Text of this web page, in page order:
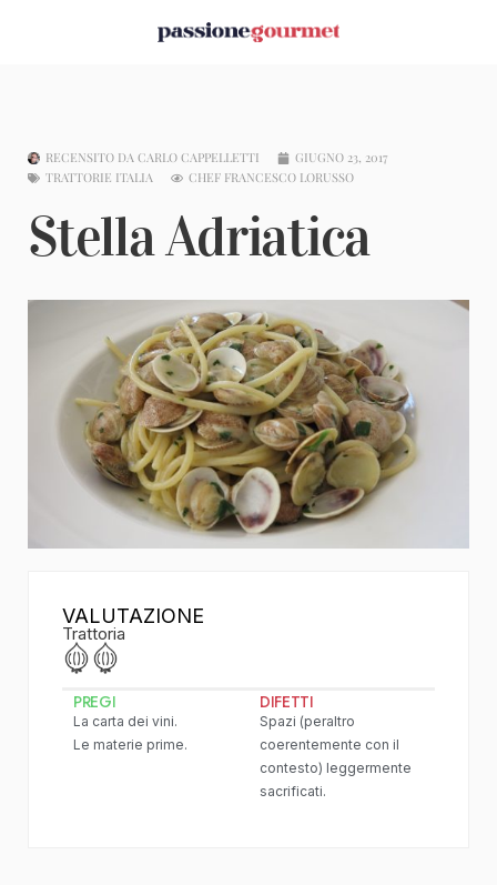
RECENSITO DA CARLO CAPPELLETTI
GIUGNO 23, 2017
TRATTORIE ITALIA
CHEF FRANCESCO LORUSSO
Stella Adriatica
VALUTAZIONE
Trattoria
PREGI
La carta dei vini.
Le materie prime.
DIFETTI
Spazi (peraltro
coerentemente con il
contesto) leggermente
sacrificati.